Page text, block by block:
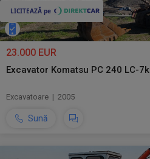
23.000 EUR
Excavator Komatsu PC 240 LC-7k
Excavatoare | 2005
Sună